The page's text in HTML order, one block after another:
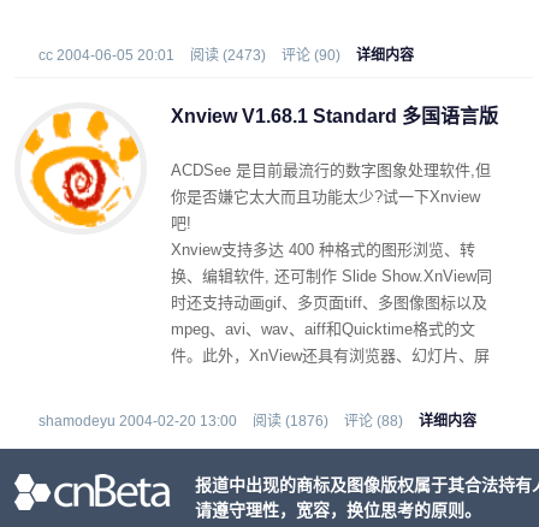
Linux/FreeBSD/Irix/Solaris/HP-UX/AIX等操作
cc 2004-06-05 20:01 阅读 (2473) 评论 (90) 详细内容
Xnview V1.68.1 Standard 多国语言版
ACDSee 是目前最流行的数字图象处理软件,但
你是否嫌它太大而且功能太少?试一下Xnview
吧!
Xnview支持多达 400 种格式的图形浏览、转
换、编辑软件, 还可制作 Slide Show.XnView同
时还支持动画gif、多页面tiff、多图像图标以及
mpeg、avi、wav、aiff和Quicktime格式的文
件。此外，XnView还具有浏览器、幻灯片、屏
浏览、拖放、通讯录、扫描输入等功能。该软
系统中使用。
shamodeyu 2004-02-20 13:00 阅读 (1876) 评论 (88) 详细内容
报道中出现的商标及图像版权属于其合法持
请遵守理性，宽容，换位思考的原则。